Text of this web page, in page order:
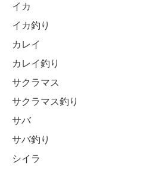
イカ
イカ釣り
カレイ
カレイ釣り
サクラマス
サクラマス釣り
サバ
サバ釣り
シイラ